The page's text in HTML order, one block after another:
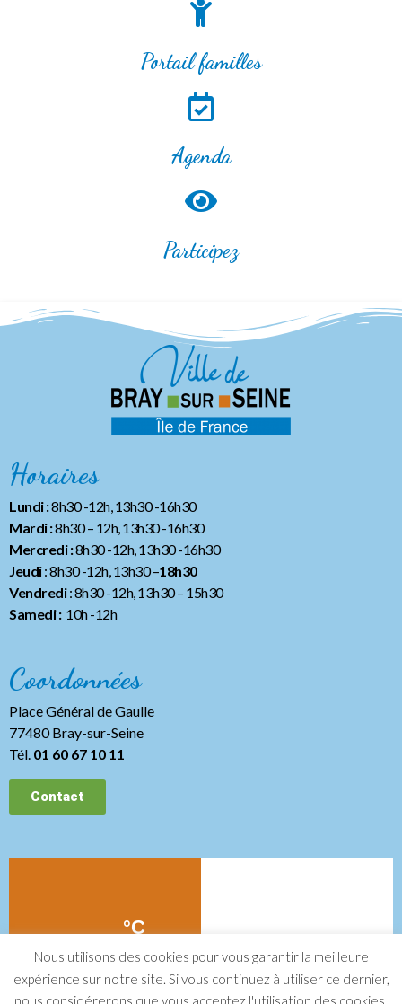
Portail familles
Agenda
Participez
Horaires
Lundi :8h30 -12h, 13h30 -16h30
Mardi :8h30 – 12h, 13h30 -16h30
Mercredi :8h30 -12h, 13h30 -16h30
Jeudi: 8h30 -12h, 13h30 –18h30
Vendredi: 8h30 -12h, 13h30– 15h30
Samedi :10h -12h
Coordonnées
Place Général de Gaulle
77480 Bray-sur-Seine
Tél. 01 60 67 10 11
Contact
Nous utilisons des cookies pour vous garantir la meilleure
expérience sur notre site. Si vous continuez à utiliser ce dernier,
nous considérerons que vous acceptez l'utilisation des cookies.